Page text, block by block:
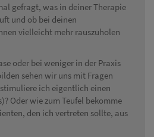
gefragt, was in deiner Therapie
und ob bei deinen
vielleicht mehr rauszuholen
oder bei weniger in der Praxis
sehen wir uns mit Fragen
ich eigentlich einen
Oder wie zum Teufel bekomme
den ich vertreten sollte, aus